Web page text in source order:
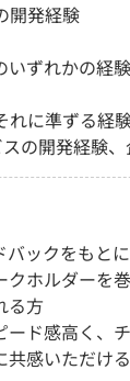
開発経験
ずれかの経
れに準ずる経
の開発経験
バックをもと
クホルダーを
る方
ード感高く、
共感いただけ